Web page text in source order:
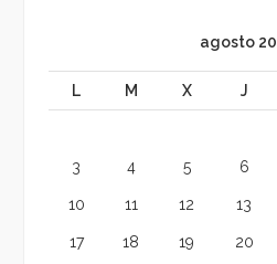
agosto
L M X J
3 4 5 6
10 11 12 13
17 18 19 20